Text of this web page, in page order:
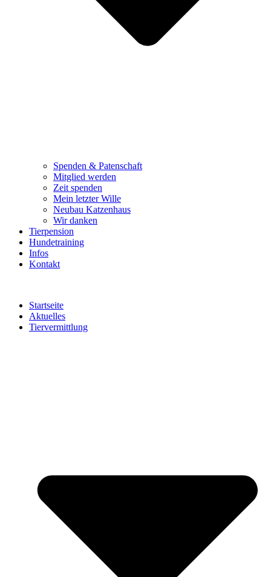
Spenden & Patenschaft
Mitglied werden
Zeit spenden
Mein letzter Wille
Neubau Katzenhaus
Wir danken
Tierpension
Hundetraining
Infos
Kontakt
Startseite
Aktuelles
Tiervermittlung